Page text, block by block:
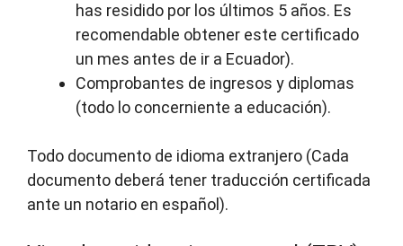
has residido por los últimos 5 años. Es
recomendable obtener este certificado
un mes antes de ir a Ecuador).
Comprobantes de ingresos y diplomas
(todo lo concerniente a educación).
Todo documento de idioma extranjero (Cada
documento deberá tener traducción certificada
ante un notario en español).